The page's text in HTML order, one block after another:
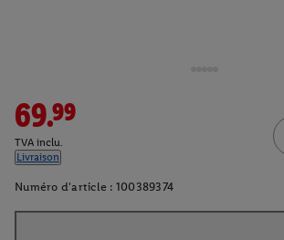
69.99
TVA inclu.
Livraison
Numéro d'article : 100389374